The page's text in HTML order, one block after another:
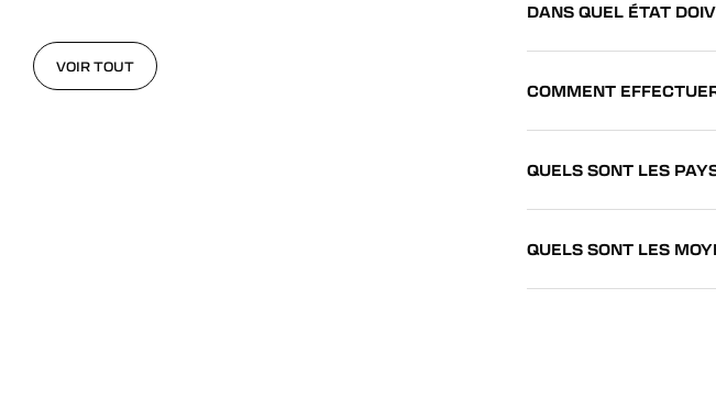
VOIR TOUT
DANS QUEL ÉTAT
COMMENT
QUELS SONT LES
QUELS SONT LES